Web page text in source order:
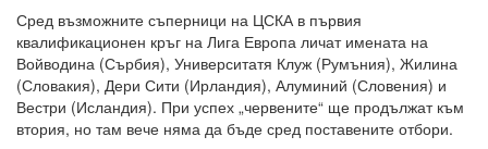
Сред възможните съперници на ЦСКА в първия
квалификационен кръг на Лига Европа личат имената на
Войводина (Сърбия), Университатя Клуж (Румъния), Жилина
(Словакия), Дери Сити (Ирландия), Алуминий (Словения) и
Вестри (Исландия). При успех „червените“ ще продължат към
втория, но там вече няма да бъде сред поставените отбори.